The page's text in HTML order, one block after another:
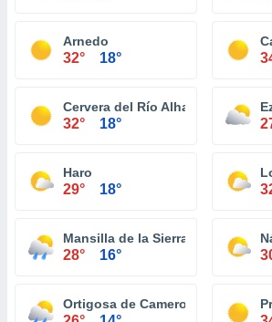
Arnedo
32° 18°
Cervera del Río Alhama
32° 18°
Haro
29° 18°
Mansilla de la Sierra
28° 16°
Ortigosa de Cameros